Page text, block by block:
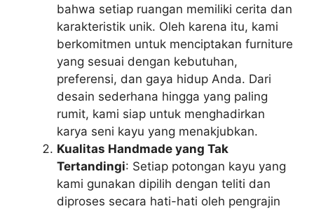
bahwa setiap ruangan memiliki cerita dan
karakteristik unik. Oleh karena itu, kami
berkomitmen untuk menciptakan furniture
yang sesuai dengan kebutuhan,
preferensi, dan gaya hidup Anda. Dari
desain sederhana hingga yang paling
rumit, kami siap untuk menghadirkan
karya seni kayu yang menakjubkan.
Kualitas Handmade yang Tak
Tertandingi: Setiap potongan kayu yang
kami gunakan dipilih dengan teliti dan
diproses secara hati-hati oleh pengrajin